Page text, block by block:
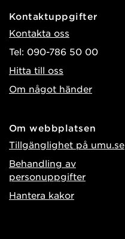
Kontaktuppgifter
Kontakta oss
Tel: 090-786 50 00
Hitta till oss
Om något händer
Om webbplatsen
Tillgänglighet på umu.se
Behandling av
personuppgifter
Hantera kakor